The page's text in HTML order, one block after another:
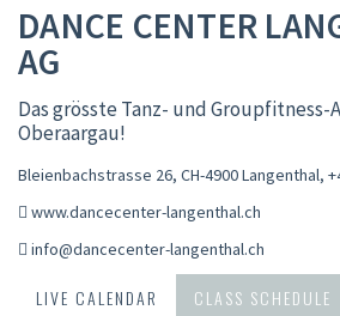
DANCE CENTER
AG
Das grösste Tanz- und Groupfitness-
Oberaargau!
Bleienbachstrasse 26, CH-4900 Langenthal,
www.dancecenter-langenthal.ch
info@dancecenter-langenthal.ch
LIVE CALENDAR
CLASS SCHEDULE